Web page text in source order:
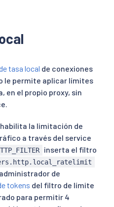
"api"
- name: ":path"
safe_regex_match:
regex: "/api/v1/
tasa local de conexiones
le permite aplicar límites
en el propio proxy, sin
habilita la limitación de
a través del service
inserta el filtro
de
tokens del filtro de límite
para permitir 4